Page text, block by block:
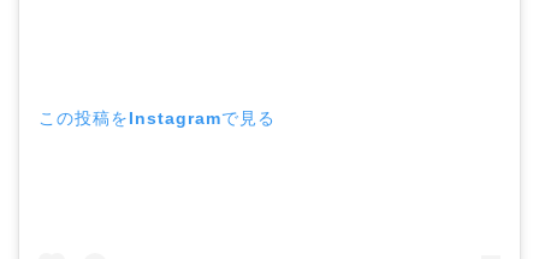
この投稿をInstagramで見る